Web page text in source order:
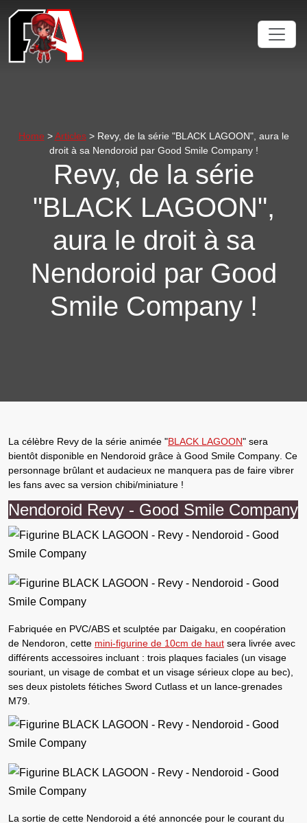
Home >Articles> Revy, de la série "BLACK LAGOON", aura le
droit à sa Nendoroid par Good Smile Company !
Revy, de la série
"BLACK LAGOON",
aura le droit à sa
Nendoroid par Good
Smile Company !
La célèbre Revy de la série animée "BLACK LAGOON" sera
bientôt disponible en Nendoroid grâce à Good Smile Company . Ce
personnage brûlant et audacieux ne manquera pas de faire vibrer
les fans avec sa version chibi/miniature !
Nendoroid Revy - Good Smile Company
Fabriquée en PVC/ABS et sculptée par Daigaku, en coopération
de Nendoron , cette mini-figurine de 10cm de haut sera livrée avec
différents accessoires incluant : trois plaques faciales (un visage
souriant, un visage de combat et un visage sérieux clope au bec),
ses deux pistolets fétiches Sword Cutlass et un lance-grenades
M79.
La sortie de cette Nendoroid a été annoncée pour le courant du